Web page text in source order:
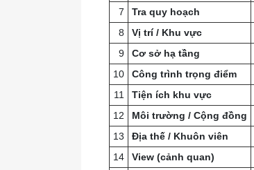
7
Tra quy hoạch
8
Vị trí / Khu vực
9
Cơ sở hạ tầng
10
Công trình trọng điểm
11
Tiện ích khu vực
12
Môi trường / Cộng đồng
13
Địa thế / Khuôn viên
14
View (cảnh quan)